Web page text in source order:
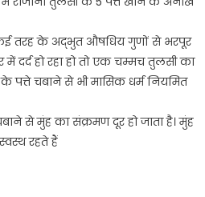
तरह के अद्भुत औषधिय गुणों से भरपूर
दर्द हो रहा हो तो एक चम्मच तुलसी का
चबाने से भी मासिक धर्म नियमित
से मुंह का संक्रमण दूर हो जाता है। मुंह
रहते हैं